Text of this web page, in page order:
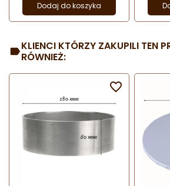
Dodaj do koszyka
KLIENCI KTÓRZY ZAKUPILI TEN
RÓWNIEŻ:
